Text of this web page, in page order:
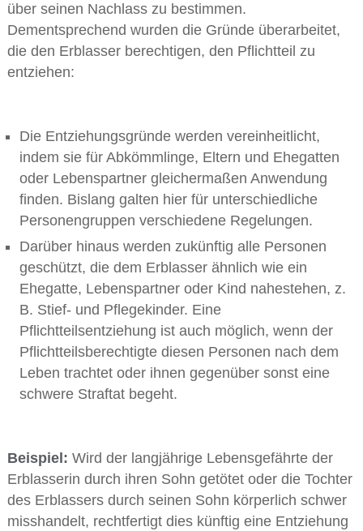
über seinen Nachlass zu bestimmen.
Dementsprechend wurden die Gründe überarbeitet,
die den Erblasser berechtigen, den Pflichtteil zu
entziehen:
Die Entziehungsgründe werden vereinheitlicht,
indem sie für Abkömmlinge, Eltern und Ehegatten
oder Lebenspartner gleichermaßen Anwendung
finden. Bislang galten hier für unterschiedliche
Personengruppen verschiedene Regelungen.
Darüber hinaus werden zukünftig alle Personen
geschützt, die dem Erblasser ähnlich wie ein
Ehegatte, Lebenspartner oder Kind nahestehen, z.
B. Stief- und Pflegekinder. Eine
Pflichtteilsentziehung ist auch möglich, wenn der
Pflichtteilsberechtigte diesen Personen nach dem
Leben trachtet oder ihnen gegenüber sonst eine
schwere Straftat begeht.
Beispiel: Wird der langjährige Lebensgefährte der
Erblasserin durch ihren Sohn getötet oder die Tochter
des Erblassers durch seinen Sohn körperlich schwer
misshandelt, rechtfertigt dies künftig eine Entziehung